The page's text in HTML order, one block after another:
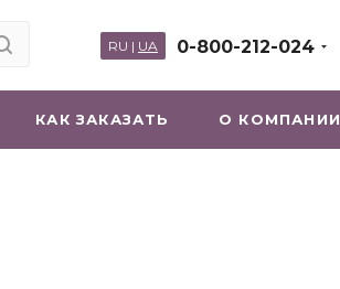
0-800-212-024
RU | UA
КАК ЗАКАЗАТЬ О КОМПАНИИ